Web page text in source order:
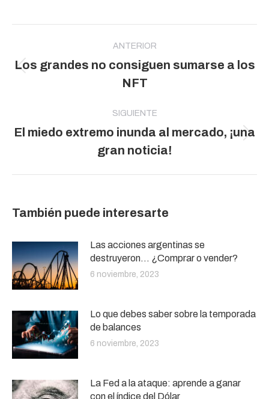
publicaciones
ANTERIOR
Publicación
anterior:
Los grandes no consiguen sumarse a los
NFT
SIGUIENTE
Publicación
siguiente:
El miedo extremo inunda al mercado, ¡una
gran noticia!
También puede interesarte
Las acciones argentinas se
destruyeron… ¿Comprar o vender?
6 noviembre, 2023
Lo que debes saber sobre la temporada
de balances
6 noviembre, 2023
La Fed a la ataque: aprende a ganar
con el índice del Dólar